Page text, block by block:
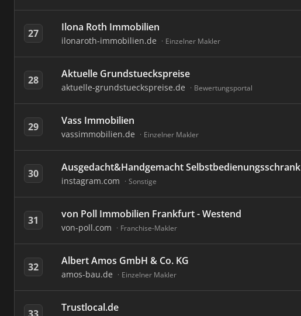
27 Ilona Roth Immobilien
ilonaroth-immobilien.de Einzelner Makler
28 Aktuelle Grundstueckspreise
aktuelle-grundstueckspreise.de Bewertungsportal
29 Vass Immobilien
vassimmobilien.de Einzelner Makler
30 Ausgedacht&Handgemacht Selbstbedienungsschrank
instagram.com Sonstige
31 von Poll Immobilien Frankfurt - Westend
von-poll.com Franchise-Makler
32 Albert Amos GmbH & Co. KG
amos-bau.de Einzelner Makler
33 Trustlocal.de